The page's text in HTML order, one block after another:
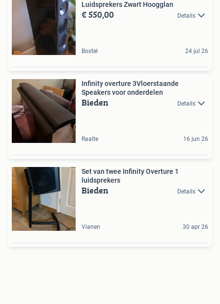
Luidsprekers Zwart Hoogglan
€ 550,00 Details
Boxtel 24 jul 26
Infinity overture 3Vloerstaande
Speakers voor onderdelen
Bieden Details
Raalte 16 jun 26
Set van twee Infinity Overture 1
luidsprekers
Bieden Details
Vianen 30 apr 26